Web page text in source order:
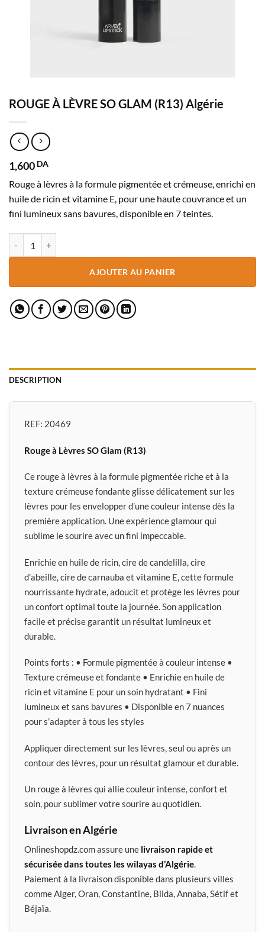
ROUGE À LÈVRE SO GLAM (R13) Algérie
1,600 DA
Rouge à lèvres à la formule pigmentée et crémeuse, enrichi en
huile de ricin et vitamine E, pour une haute couvrance et un
fini lumineux sans bavures, disponible en 7 teintes.
AJOUTER AU PANIER
DESCRIPTION
REF: 20469
Rouge à Lèvres SO Glam (R13)
Ce rouge à lèvres à la formule pigmentée riche et à la
texture crémeuse fondante glisse délicatement sur les
lèvres pour les envelopper d’une couleur intense dès la
première application. Une expérience glamour qui
sublime le sourire avec un fini impeccable.
Enrichie en huile de ricin, cire de candelilla, cire
d’abeille, cire de carnauba et vitamine E, cette formule
nourrissante hydrate, adoucit et protège les lèvres pour
un confort optimal toute la journée. Son application
facile et précise garantit un résultat lumineux et
durable.
Points forts : • Formule pigmentée à couleur intense •
Texture crémeuse et fondante • Enrichie en huile de
ricin et vitamine E pour un soin hydratant • Fini
lumineux et sans bavures • Disponible en 7 nuances
pour s’adapter à tous les styles
Appliquer directement sur les lèvres, seul ou après un
contour des lèvres, pour un résultat glamour et durable.
Un rouge à lèvres qui allie couleur intense, confort et
soin, pour sublimer votre sourire au quotidien.
Livraison en Algérie
Onlineshopdz.com assure une livraison rapide et
sécurisée dans toutes les wilayas d’Algérie.
Paiement à la livraison disponible dans plusieurs villes
comme Alger, Oran, Constantine, Blida, Annaba, Sétif et
Béjaïa.